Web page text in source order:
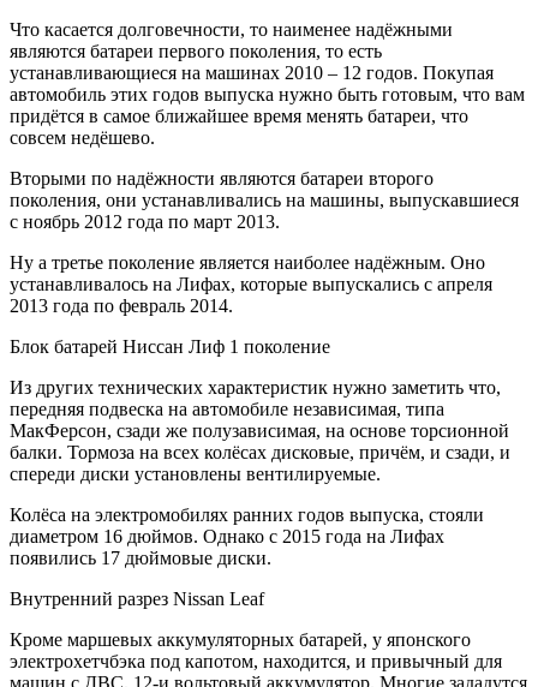
Что касается долговечности, то наименее надёжными
являются батареи первого поколения, то есть
устанавливающиеся на машинах 2010 – 12 годов. Покупая
автомобиль этих годов выпуска нужно быть готовым, что вам
придётся в самое ближайшее время менять батареи, что
совсем недёшево.
Вторыми по надёжности являются батареи второго
поколения, они устанавливались на машины, выпускавшиеся
с ноябрь 2012 года по март 2013.
Ну а третье поколение является наиболее надёжным. Оно
устанавливалось на Лифах, которые выпускались с апреля
2013 года по февраль 2014.
Блок батарей Ниссан Лиф 1 поколение
Из других технических характеристик нужно заметить что,
передняя подвеска на автомобиле независимая, типа
МакФерсон, сзади же полузависимая, на основе торсионной
балки. Тормоза на всех колёсах дисковые, причём, и сзади, и
спереди диски установлены вентилируемые.
Колёса на электромобилях ранних годов выпуска, стояли
диаметром 16 дюймов. Однако с 2015 года на Лифах
появились 17 дюймовые диски.
Внутренний разрез Nissan Leaf
Кроме маршевых аккумуляторных батарей, у японского
электрохетчбэка под капотом, находится, и привычный для
машин с ДВС, 12-и вольтовый аккумулятор. Многие зададутся